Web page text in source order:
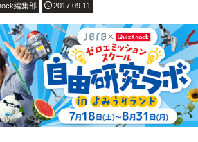
編集部 2017.09.11